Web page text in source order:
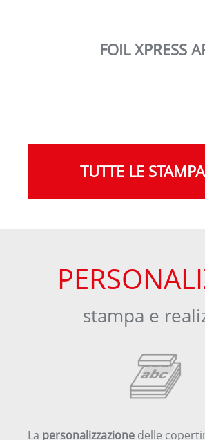
FOIL XPRESS
TUTTE LE
stampa e
La personalizzazione delle